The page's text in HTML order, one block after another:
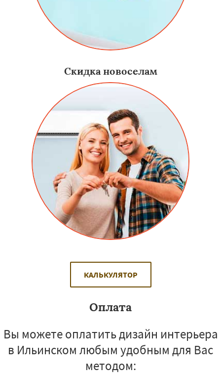
Скидка новоселам
КАЛЬКУЛЯТОР
Оплата
Вы можете оплатить дизайн интерьера
в Ильинском любым удобным для Вас
методом: